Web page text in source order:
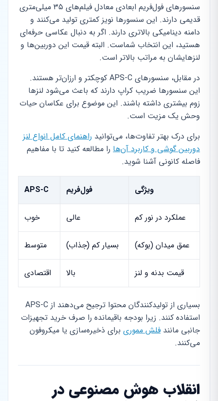
سنسورهای فول‌فریم ابعادی معادل فیلم‌های ۳۵ میلی‌متری
قدیمی دارند. این سنسورها نویز کمتری تولید می‌کنند و
دامنه دینامیکی بالاتری دارند. اگر به دنبال عکاسی حرفه‌ای
هستید، این انتخاب شماست. البته قیمت این دوربین‌ها و
لنزهایشان به مراتب بالاتر است.
در مقابل، سنسورهای APS-C کوچکتر و ارزان‌تر هستند.
این سنسورها ضریب کراپ دارند که باعث می‌شود لنزها
زوم بیشتری داشته باشند. این موضوع برای عکاسان حیات
وحش یک مزیت است.
برای درک بهتر تفاوت‌ها، می‌توانید راهنمای کامل انواع لنز
دوربین گوشی و کاربرد آن‌ها را مطالعه کنید تا با مفاهیم
فاصله کانونی آشنا شوید.
ویژگی فول‌فریم APS-C
عملکرد در نور کم عالی خوب
عمق میدان (بوکه) بسیار کم (جذاب) متوسط
قیمت بدنه و لنز بالا اقتصادی
بسیاری از تولیدکنندگان محتوا ترجیح می‌دهند از APS-C
استفاده کنند. زیرا بودجه باقیمانده را صرف خرید تجهیزات
جانبی مانند فلش مموری برای ذخیره‌سازی یا میکروفون
می‌کنند.
انقلاب هوش مصنوعی در